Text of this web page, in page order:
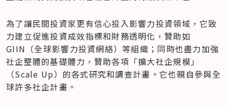
為了讓民間投資家更有信心投入影響力投資領域，它致
力建立促進投資成效指標和財務透明化，贊助如
GIIN（全球影響力投資網絡）等組織；同時也盡力加強
社企整體的基礎體力，贊助各項「擴大社企規模」
（Scale Up）的各式研究和調查計畫。它也親自參與全
球許多社企計畫。